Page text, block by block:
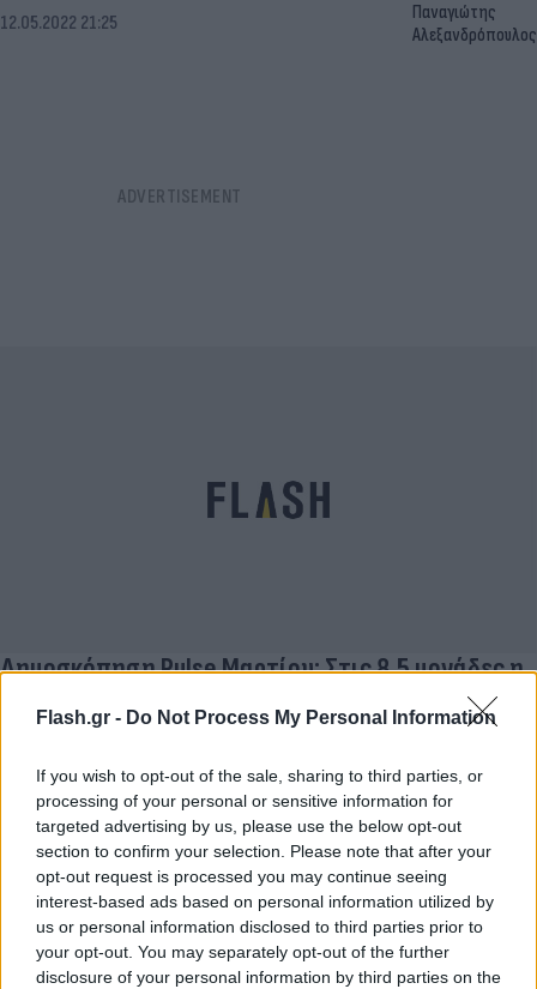
Flash.gr - Do Not Process My Personal Information
If you wish to opt-out of the sale, sharing to third parties, or
processing of your personal or sensitive information for
targeted advertising by us, please use the below opt-out
section to confirm your selection. Please note that after your
opt-out request is processed you may continue seeing
interest-based ads based on personal information utilized by
us or personal information disclosed to third parties prior to
your opt-out. You may separately opt-out of the further
disclosure of your personal information by third parties on the
12.05.2022 21:25
Παναγιώτης
Αλεξανδρόπουλος
Δημοσκόπηση Pulse Μαρτίου: Στις 8,5 μονάδες η